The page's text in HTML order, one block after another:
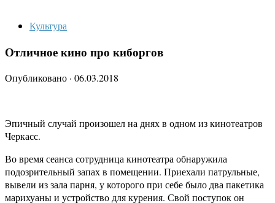
Культура
Отличное кино про киборгов
Опубликовано · 06.03.2018
Эпичный случай произошел на днях в одном из кинотеатров
Черкасс.
Во время сеанса сотрудница кинотеатра обнаружила
подозрительный запах в помещении. Приехали патрульные,
вывели из зала парня, у которого при себе было два пакетика
марихуаны и устройство для курения. Свой поступок он